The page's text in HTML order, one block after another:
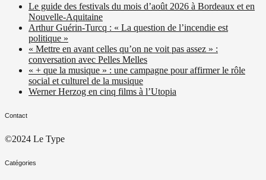
Le guide des festivals du mois d’août 2026 à Bordeaux et en
Nouvelle-Aquitaine
Arthur Guérin-Turcq : « La question de l’incendie est
politique »
« Mettre en avant celles qu’on ne voit pas assez » :
conversation avec Pelles Melles
« + que la musique » : une campagne pour affirmer le rôle
social et culturel de la musique
Werner Herzog en cinq films à l’Utopia
Contact
©2024 Le Type
Catégories